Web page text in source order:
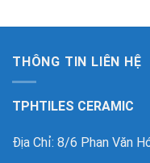
THÔNG TIN LIÊN HỆ
TPHTILES CERAMIC
Địa Chỉ: 8/6 Phan Văn